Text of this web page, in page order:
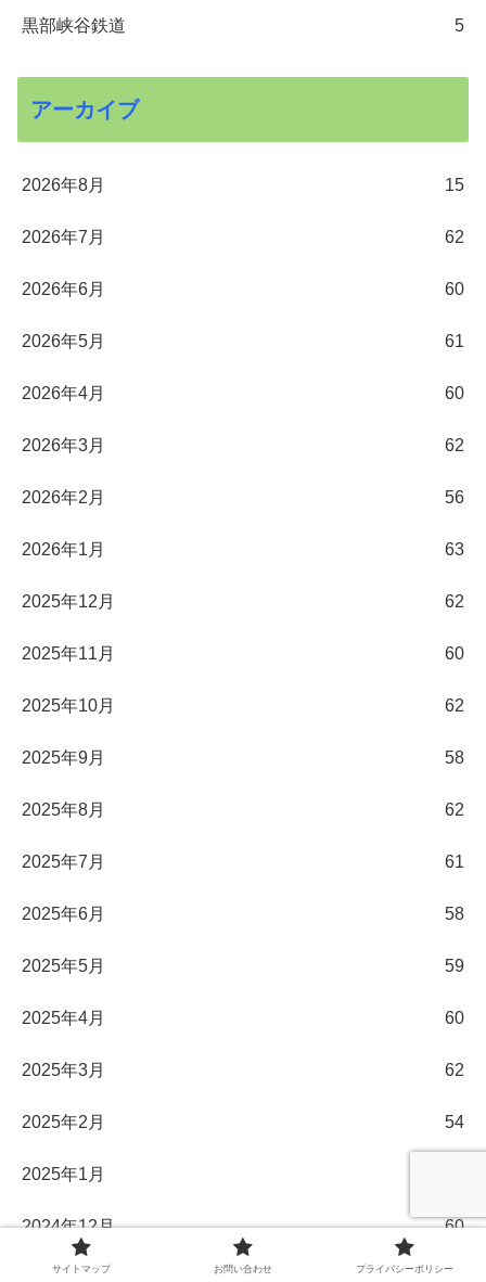
黒部峡谷鉄道 5
アーカイブ
2026年8月 15
2026年7月 62
2026年6月 60
2026年5月 61
2026年4月 60
2026年3月 62
2026年2月 56
2026年1月 63
2025年12月 62
2025年11月 60
2025年10月 62
2025年9月 58
2025年8月 62
2025年7月 61
2025年6月 58
2025年5月 59
2025年4月 60
2025年3月 62
2025年2月 54
2025年1月
2024年12月 60
2024年11月
サイトマップ お問い合わせ プライバシーポリシー